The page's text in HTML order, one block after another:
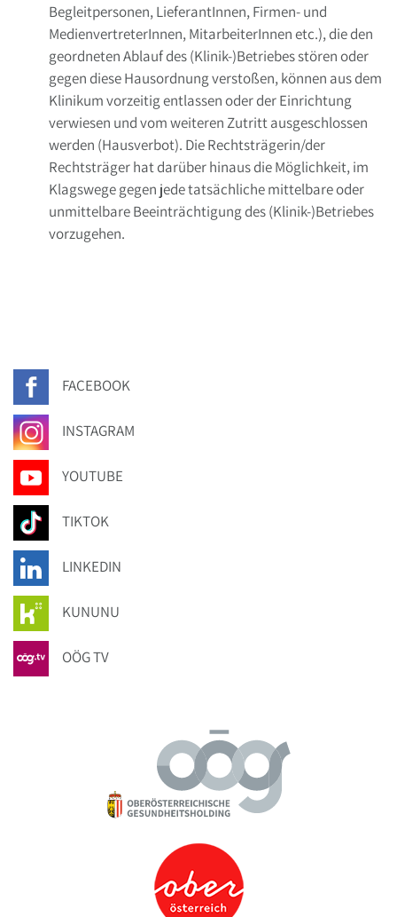
Begleitpersonen, LieferantInnen, Firmen- und
MedienvertreterInnen, MitarbeiterInnen etc.), die den
geordneten Ablauf des (Klinik-)Betriebes stören oder
gegen diese Hausordnung verstoßen, können aus dem
Klinikum vorzeitig entlassen oder der Einrichtung
verwiesen und vom weiteren Zutritt ausgeschlossen
werden (Hausverbot). Die Rechtsträgerin/der
Rechtsträger hat darüber hinaus die Möglichkeit, im
Klagswege gegen jede tatsächliche mittelbare oder
unmittelbare Beeinträchtigung des (Klinik-)Betriebes
vorzugehen.
FACEBOOK
INSTAGRAM
YOUTUBE
TIKTOK
LINKEDIN
KUNUNU
OÖG TV